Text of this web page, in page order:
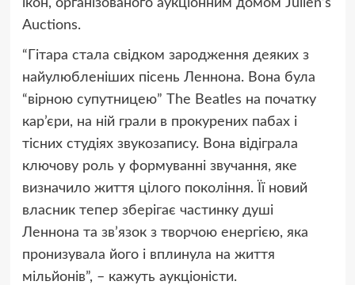
ікон, організованого аукціонним домом Julien’s
Auctions.
“Гітара стала свідком зародження деяких з
найулюбленіших пісень Леннона. Вона була
“вірною супутницею” The Beatles на початку
кар’єри, на ній грали в прокурених пабах і
тісних студіях звукозапису. Вона відіграла
ключову роль у формуванні звучання, яке
визначило життя цілого покоління. Її новий
власник тепер зберігає частинку душі
Леннона та зв’язок з творчою енергією, яка
пронизувала його і вплинула на життя
мільйонів”, – кажуть аукціоністи.